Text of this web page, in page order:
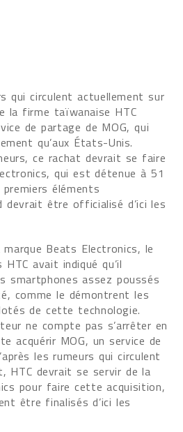
qui circulent actuellement sur
la firme taïwanaise HTC
de partage de MOG, qui
qu’aux États-Unis.
ce rachat devrait se faire
qui est détenue à 51
premiers éléments
devrait être officialisé d’ici les
Beats Electronics, le
avait indiqué qu’il
smartphones assez poussés
comme le démontrent les
de cette technologie.
ne compte pas s’arrêter en
acquérir MOG, un service de
les rumeurs qui circulent
HTC devrait se servir de la
pour faire cette acquisition,
être finalisés d’ici les